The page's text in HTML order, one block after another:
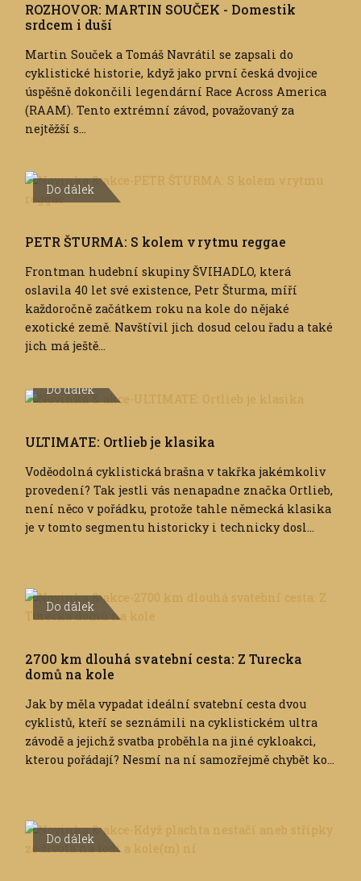
ROZHOVOR: MARTIN SOUČEK - Domestik
srdcem i duší
Martin Souček a Tomáš Navrátil se zapsali do
cyklistické historie, když jako první česká dvojice
úspěšně dokončili legendární Race Across America
(RAAM). Tento extrémní závod, považovaný za
nejtěžší s...
Do dálek
PETR ŠTURMA: S kolem v rytmu reggae
Frontman hudební skupiny ŠVIHADLO, která
oslavila 40 let své existence, Petr Šturma, míří
každoročně začátkem roku na kole do nějaké
exotické země. Navštívil jich dosud celou řadu a také
jich má ještě...
Do dálek
ULTIMATE: Ortlieb je klasika
Voděodolná cyklistická brašna v takřka jakémkoliv
provedení? Tak jestli vás nenapadne značka Ortlieb,
není něco v pořádku, protože tahle německá klasika
je v tomto segmentu historicky i technicky dosl...
Do dálek
2700 km dlouhá svatební cesta: Z Turecka
domů na kole
Jak by měla vypadat ideální svatební cesta dvou
cyklistů, kteří se seznámili na cyklistickém ultra
závodě a jejichž svatba proběhla na jiné cykloakci,
kterou pořádají? Nesmí na ní samozřejmě chybět ko...
Do dálek